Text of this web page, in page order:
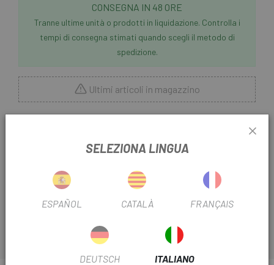
CONSEGNA IN 48 ORE
Tranne ultime unità o prodotti in liquidazione. Controlla i
tempi di consegna stimati quando scegli il metodo di
spedizione.
Ultimi articoli in magazzino
soddisfa gli amanti della MTB per
la sua eccellente rapporto qualità-prezzo. Adatta a tutte le
avere una trasmissione fluida e una catena resistente per
molti anni.
SELEZIONA LINGUA
ESPAÑOL CATALÀ FRANÇAIS
DEUTSCH ITALIANO